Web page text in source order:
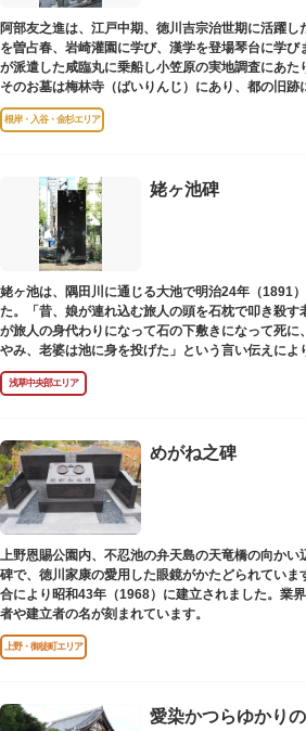
阿部友之進は、江戸中期、徳川吉宗治世期に活躍し
を曽占春、岩崎灌園に学び、漢学を登場琴台に学
が派遣した咸臨丸に乗船し小笠原の実地調査にあた
そのお墓は梅林寺（ばいりんじ）にあり、都の旧跡
年指定)。
根岸・入谷・金杉エリア
姥ヶ池碑
姥ヶ池は、隅田川に通じる大池で明治24年（1891
た。「昔、娘が連れ込む旅人の頭を石枕で叩き殺す
が旅人の身代わりになって石の下敷きになって死に
やみ、老婆は池に身を投げた」という言い伝えによ
ていました。その碑は花川戸公園内にあります。
浅草中央部エリア
めがね之碑
上野恩賜公園内、不忍池の弁天島の天竜橋の向かい
碑で、徳川家康の愛用した眼鏡がかたどられていま
合により昭和43年（1968）に建立されました。業
者や建立者の名が刻まれています。
上野・御徒町エリア
愛染かつらゆかり